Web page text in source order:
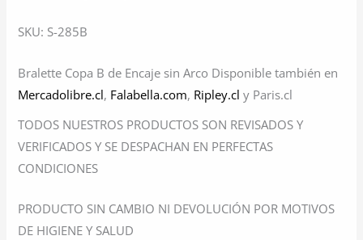
SKU: S-285B
Bralette Copa B de Encaje sin Arco Disponible también en
Mercadolibre.cl, Falabella.com, Ripley.cl y Paris.cl
TODOS NUESTROS PRODUCTOS SON REVISADOS Y
VERIFICADOS Y SE DESPACHAN EN PERFECTAS
CONDICIONES
PRODUCTO SIN CAMBIO NI DEVOLUCIÓN POR MOTIVOS
DE HIGIENE Y SALUD